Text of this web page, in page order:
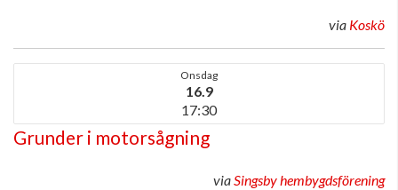
via Koskö
Onsdag
16.9
17:30
Grunder i motorsågning
viaSingsby hembygdsförening